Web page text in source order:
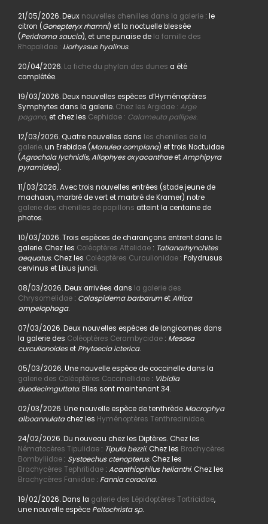
21/05/2026. Deux nouvelles chenilles dans la galerie : le
citron (Gonepteryx rhamni) et la noctuelle blessée
(Peridroma saucia), et une punaise dela famille des
Rhopalidae : Liorhyssus hyalinus.
20/04/2026. La fiche du phylan des dunes a été
complétée.
19/03/2026. Deux nouvelles espèces d’Hyménoptères
Symphytes dans la galerie. Chez les Argidae : Arge
pagana,et chez les Cephidae : Calameuta pallipes.
12/03/2026. Quatre nouvelles dans les chenilles de la
galerie,un Erebidae (Manulea complana) et trois Noctuidae
(Agrochola lychnidis, Allophyes oxyacanthaeetAmphipyra
pyramidea).
11/03/2026. Avec trois nouvelles entrées (stade jeune de
machaon, marbré de vert et marbré de Kramer) notre
galerie des chenilles de papillons atteint la centaine de
photos.
10/03/2026. Trois espèces de charançons entrent dans la
galerie. Chez les Coléoptères Attelidae: Tatianarhynchites
aequatus. Chez les Coléoptères Curculionidae: Polydrusus
cervinus et Lixus juncii.
08/03/2026. Deux arrivées dans la galerie des
Chrysomelidae: Colaspidema barbarumetAltica
ampelophaga.
07/03/2026. Deux nouvelles espèces de longicornes dans
la galerie des Coléoptères Cerambycidae: Mesosa
curculionoideset Phytoecia icterica.
05/03/2026. Une nouvelle espèce de coccinelle dans la
galerie des Coléoptères Coccinellidae: Vibidia
duodecimguttata.Elles sont maintenant 34.
02/03/2026. Une nouvelle espèce de tenthrède Macrophya
alboannulatachez les Hyménoptères Tenthredinidae.
24/02/2026. Du nouveau chez les Diptères. Chez les
Nématocères Tipulidae: Tipula bezzii. Chez les Brachycères
Bombyliidae: Systoechus ctenopterus. Chez les
Brachycères Tephritidae: Acanthiophilus helianthi. Chez les
Brachycères Faniidae: Fannia coracina.
19/02/2026. Dans la galerie des Lépidoptères Tortricidae,
une nouvelle espèce Peltochrista sp.